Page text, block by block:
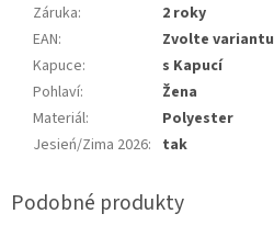
Záruka:
2 roky
EAN:
Zvolte variantu
Kapuce:
s Kapucí
Pohlaví:
Žena
Materiál:
Polyester
Jesień/Zima 2026: tak